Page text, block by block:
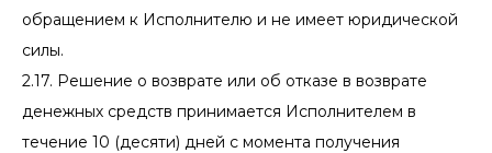
обращением к Исполнителю и не имеет юридической
силы.
2.17. Решение о возврате или об отказе в возврате
денежных средств принимается Исполнителем в
течение 10 (десяти) дней с момента получения